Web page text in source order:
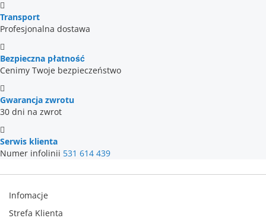
Transport
Profesjonalna dostawa
Bezpieczna płatność
Cenimy Twoje bezpieczeństwo
Gwarancja zwrotu
30 dni na zwrot
Serwis klienta
Numer infolinii 531 614 439
Infomacje
Strefa Klienta